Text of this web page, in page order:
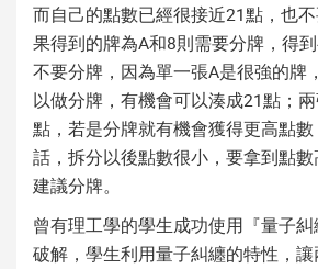
而自己的點數已經很接近21點，也
果得到的牌為A和8則需要分牌，得
不要分牌，因為單一張A是很強的牌
以做分牌，有機會可以湊成21點；
點，若是分牌就有機會獲得更高點
話，拆分以後點數很小，要拿到點
建議分牌。
曾有理工學的學生成功使用『量子
破解，學生利用量子糾纏的特性，